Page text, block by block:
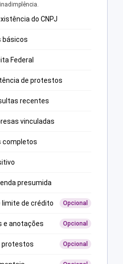
do CNPJ
básicos
Federal
de protestos
recentes
vinculadas
completos
presumida
limite de crédito Opcional
e anotações Opcional
protestos Opcional